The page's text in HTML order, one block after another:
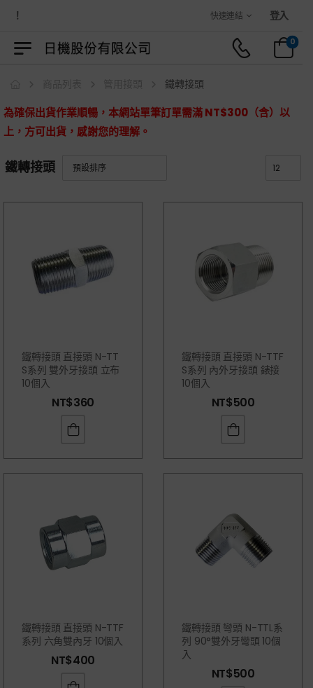
！ 快速連結 登入
0
鐵轉接頭
為確保出貨作業順暢，本網站單筆訂單需滿 NT$300（含）以
上，方可出貨，感謝您的理解。
鐵轉接頭
鐵轉接頭 直接頭 N-TT
S系列 雙外牙接頭 立布
10個入
NT$360
鐵轉接頭 直接頭 N-TTF
S系列 內外牙接頭 錶接
10個入
NT$500
鐵轉接頭 直接頭 N-TTF
系列 六角雙內牙 10個入
NT$400
鐵轉接頭 彎頭 N-TTL系
列 90°雙外牙彎頭 10個
入
NT$500